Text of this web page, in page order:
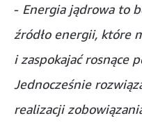
- Energia jądrowa to
źródło energii, które
i zaspokajać rosnące
Jednocześnie
realizacji